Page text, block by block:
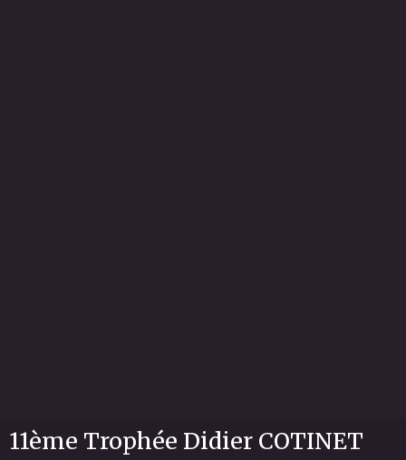
11ème Trophée Didier COTINET